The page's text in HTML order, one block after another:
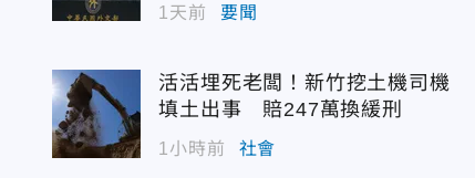
1天前 要聞
活活埋死老闆！新竹挖土機司機
填土出事 賠247萬換緩刑
1小時前 社會